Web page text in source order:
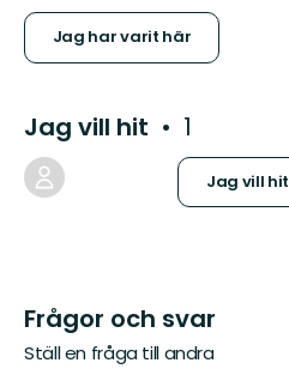
Jag har varit här
Jag vill hit 1
Jag vill hit
Frågor och svar
Ställ en fråga till andra